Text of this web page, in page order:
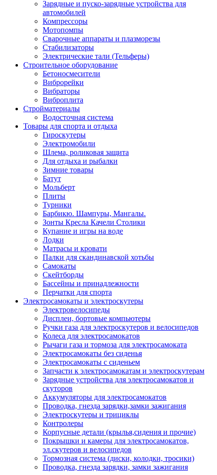
Зарядные и пуско-зарядные устройства для
автомобилей
Компрессоры
Мотопомпы
Сварочные аппараты и плазморезы
Стабилизаторы
Электрические тали (Тельферы)
Строительное оборудование
Бетоносмесители
Виброрейки
Вибраторы
Виброплита
Стройматериалы
Водосточная система
Товары для спорта и отдыха
Гироскутеры
Электромобили
Шлема, роликовая защита
Для отдыха и рыбалки
Зимние товары
Батут
Мольберт
Плиты
Турники
Барбикю. Шампуры, Мангалы.
Зонты Кресла Качели Столики
Купание и игры на воде
Лодки
Матрасы и кровати
Палки для скандинавской хотьбы
Самокаты
Скейтборды
Бассейны и принадлежности
Перчатки для спорта
Электросамокаты и электроскутеры
Электровелосипеды
Дисплеи, бортовые компьютеры
Ручки газа для электроскутеров и велосипедов
Колеса для электросамокатов
Рычаги газа и тормоза для электросамоката
Электросамокаты без сиденья
Электросамокаты с сиденьем
Запчасти к электросамокатам и электроскутерам
Зарядные устройства для электросамокатов и
скуторов
Аккумуляторы для электросамокатов
Проводка, гнезда зарядки,замки зажигания
Электроскутеры и трициклы
Контролеры
Корпусные детали (крылья,сидения и прочие)
Покрышки и камеры для электросамокатов,
эл.скутеров и велосипедов
Тормозная система (диски, колодки, тросики)
Проводка, гнезда зарядки, замки зажигания